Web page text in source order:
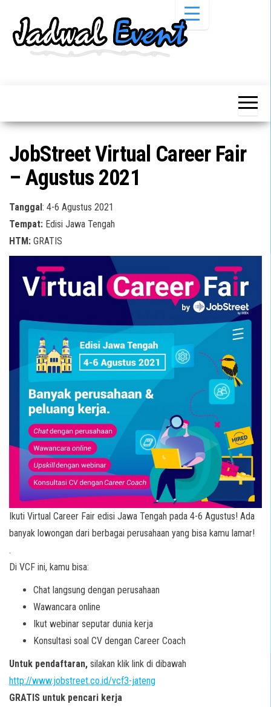
Pameran,
Acara &
Promo
Terbaru
Pameran,
Bazaar,
Workshop,
Job Fair,
Lomba dll.
JobStreet Virtual Career Fair
– Agustus 2021
Tanggal: 4-6 Agustus 2021
Tempat: Edisi Jawa Tengah
HTM: GRATIS
Ikuti Virtual Career Fair edisi Jawa Tengah pada 4-6 Agustus! Ada
banyak lowongan dari berbagai perusahaan yang bisa kamu lamar!
.
Di VCF ini, kamu bisa:
Chat langsung dengan perusahaan
Wawancara online
Ikut webinar seputar dunia kerja
Konsultasi soal CV dengan Career Coach
Untuk pendaftaran, silakan klik link di dibawah
http://www.jobstreet.co.id/vcf3-jateng
GRATIS untuk pencari kerja